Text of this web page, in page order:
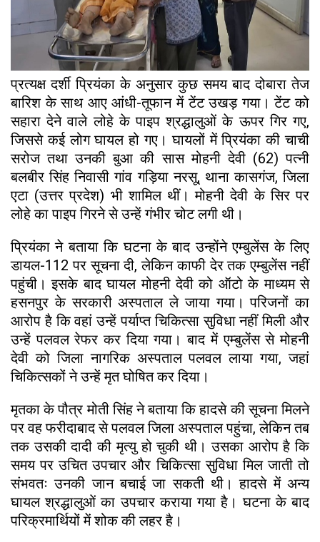
प्रत्यक्ष दर्शी प्रियंका के अनुसार कुछ समय बाद दोबारा तेज
बारिश के साथ आए आंधी-तूफान में टेंट उखड़ गया। टेंट को
सहारा देने वाले लोहे के पाइप श्रद्धालुओं के ऊपर गिर गए,
जिससे कई लोग घायल हो गए। घायलों में प्रियंका की चाची
सरोज तथा उनकी बुआ की सास मोहनी देवी (62) पत्नी
बलबीर सिंह निवासी गांव गड़िया नरसू, थाना कासगंज, जिला
एटा (उत्तर प्रदेश) भी शामिल थीं। मोहनी देवी के सिर पर
लोहे का पाइप गिरने से उन्हें गंभीर चोट लगी थी।
प्रियंका ने बताया कि घटना के बाद उन्होंने एम्बुलेंस के लिए
डायल-112 पर सूचना दी, लेकिन काफी देर तक एम्बुलेंस नहीं
पहुंची। इसके बाद घायल मोहनी देवी को ऑटो के माध्यम से
हसनपुर के सरकारी अस्पताल ले जाया गया। परिजनों का
आरोप है कि वहां उन्हें पर्याप्त चिकित्सा सुविधा नहीं मिली और
उन्हें पलवल रेफर कर दिया गया। बाद में एम्बुलेंस से मोहनी
देवी को जिला नागरिक अस्पताल पलवल लाया गया, जहां
चिकित्सकों ने उन्हें मृत घोषित कर दिया।
मृतका के पौत्र मोती सिंह ने बताया कि हादसे की सूचना मिलने
पर वह फरीदाबाद से पलवल जिला अस्पताल पहुंचा, लेकिन तब
तक उसकी दादी की मृत्यु हो चुकी थी। उसका आरोप है कि
समय पर उचित उपचार और चिकित्सा सुविधा मिल जाती तो
संभवतः उनकी जान बचाई जा सकती थी। हादसे में अन्य
घायल श्रद्धालुओं का उपचार कराया गया है। घटना के बाद
परिक्रमार्थियों में शोक की लहर है।